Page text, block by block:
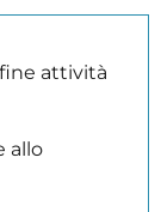
attività
allo